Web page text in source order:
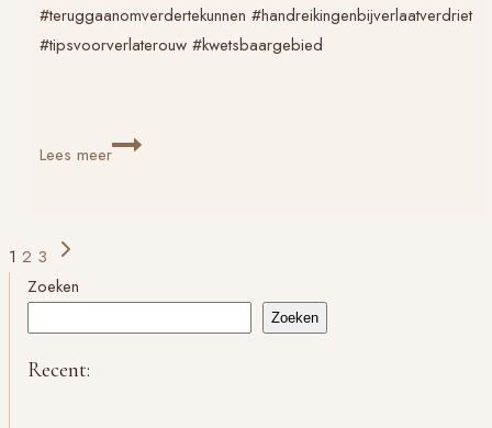
#teruggaanomverdertekunnen #handreikingenbijverlaatverdriet
#tipsvoorverlaterouw #kwetsbaargebied
Lees meerTips
Paginanavigatie
1 2 3
Volgende
pagina
Zoeken
Zoeken
Recent: